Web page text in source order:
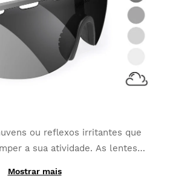
ou reflexos irritantes que
a sua atividade. As lentes
com materiais fotocromáticos,
Mostrar mais